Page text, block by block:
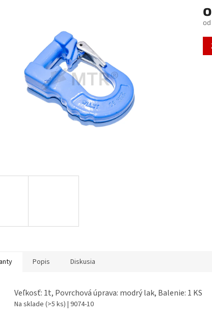
od
Popis Diskusia
Veľkosť: 1t, Povrchová úprava: modrý lak, Balenie: 1 KS
Na sklade (>5 ks) | 9074-10